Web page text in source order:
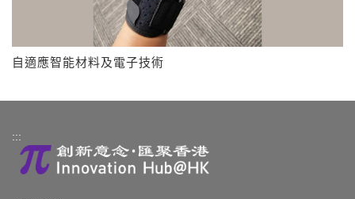
自適應智能材料及電子技術
:::